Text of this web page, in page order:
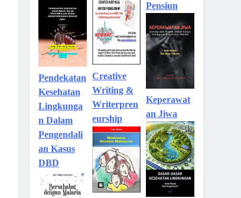
Pendekatan
Kesehatan
Lingkunga
n Dalam
Pengendali
an Kasus
DBD
Creative
Writing &
Writerpren
eurship
Pensiun
Keperawat
an Jiwa